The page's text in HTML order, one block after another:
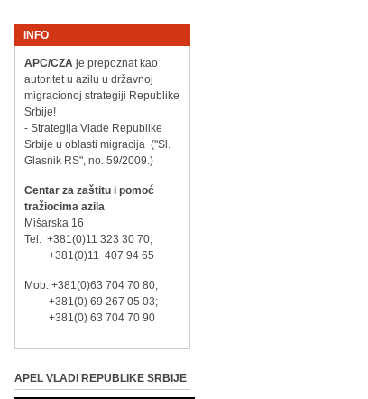
INFO
APC/CZAje prepoznat kao
autoritet u azilu u državnoj
migracionoj strategiji Republike
Srbije!
- Strategija Vlade Republike
Srbije u oblasti migracija ("Sl.
Glasnik RS", no. 59/2009.)
Centar za zaštitu i pomoć
tražiocima azila
Mišarska 16
Tel: +381(0)11 323 30 70;
+381(0)11 407 94 65
Mob: +381(0)63 704 70 80;
+381(0) 69 267 05 03;
+381(0) 63 704 70 90
APEL VLADI REPUBLIKE SRBIJE